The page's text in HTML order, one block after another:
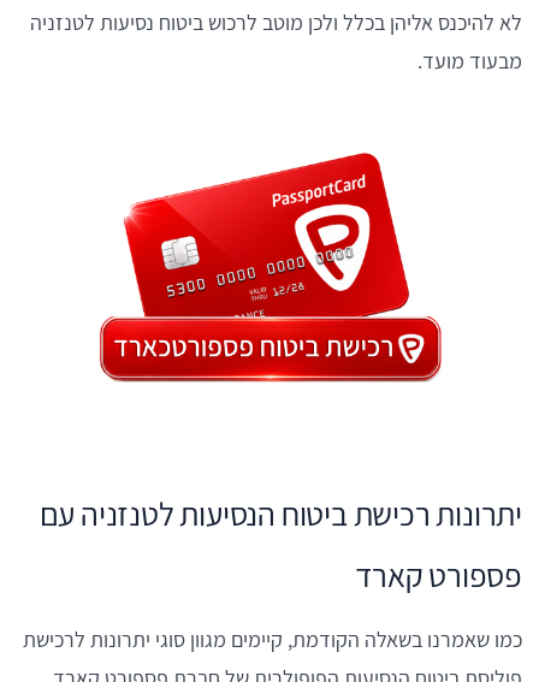
לא להיכנס אליהן בכלל ולכן מוטב לרכוש ביטוח נסיעות לטנזניה
מבעוד מועד.
יתרונות רכישת ביטוח הנסיעות לטנזניה עם
פספורט קארד
כמו שאמרנו בשאלה הקודמת, קיימים מגוון סוגי יתרונות לרכישת